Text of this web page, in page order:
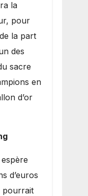
la
pour
la part
des
sacre
en
d’or
d’euros
pourrait